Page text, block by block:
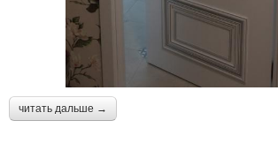
читать дальше →